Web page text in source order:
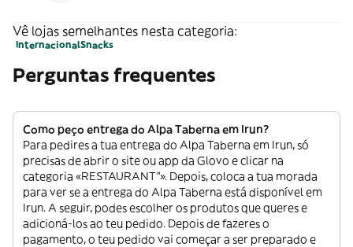
Vê lojas semelhantes nesta categoria:
InternacionalSnacks
Perguntas frequentes
Como peço entrega do Alpa Taberna em Irun?
Para pedires a tua entrega do Alpa Taberna em Irun, só
precisas de abrir o site ou app da Glovo e clicar na
categoria «RESTAURANT”». Depois, coloca a tua morada
para ver se a entrega do Alpa Taberna está disponível em
Irun. A seguir, podes escolher os produtos que queres e
adicioná-los ao teu pedido. Depois de fazeres o
pagamento, o teu pedido vai começar a ser preparado e